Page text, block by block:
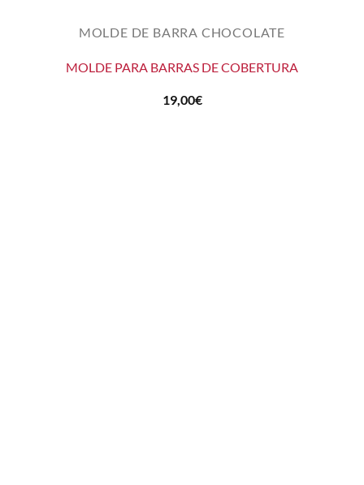
MOLDE DE BARRA CHOCOLATE
MOLDE PARA BARRAS DE COBERTURA
19,00€